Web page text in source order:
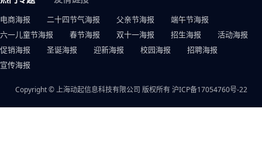
电商海报 二十四节气海报 父亲节海报
端午节海报
六一儿童节海报
春节海报 双十一海报 招生海报
活动海报
促销海报
圣诞海报 迎新海报 校园海报
招聘海报
宣传海报
Copyright © 上海动起信息科技有限公司 版权所有沪ICP备17054760号-22